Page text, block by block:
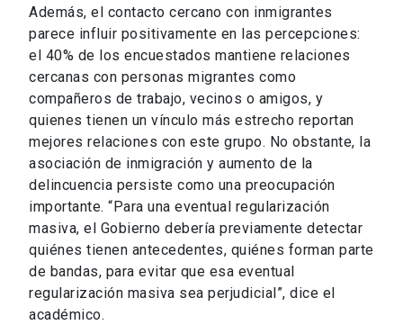
Además, el contacto cercano con inmigrantes
parece influir positivamente en las percepciones:
el 40% de los encuestados mantiene relaciones
cercanas con personas migrantes como
compañeros de trabajo, vecinos o amigos, y
quienes tienen un vínculo más estrecho reportan
mejores relaciones con este grupo. No obstante, la
asociación de inmigración y aumento de la
delincuencia persiste como una preocupación
importante. “Para una eventual regularización
masiva, el Gobierno debería previamente detectar
quiénes tienen antecedentes, quiénes forman parte
de bandas, para evitar que esa eventual
regularización masiva sea perjudicial”, dice el
académico.